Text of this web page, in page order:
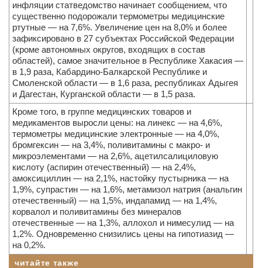
инфляции статведомство начинает сообщением, что
существенно подорожали термометры медицинские
ртутные — на 7,6%. Увеличение цен на 8,0% и более
зафиксировано в 27 субъектах Российской Федерации
(кроме автономных округов, входящих в состав
областей), самое значительное в Республике Хакасия —
в 1,9 раза, Кабардино-Балкарской Республике и
Смоленской области — в 1,6 раза, республиках Адыгея
и Дагестан, Курганской области — в 1,5 раза.
Кроме того, в группе медицинских товаров и
медикаментов выросли цены: на линекс — на 4,6%,
термометры медицинские электронные — на 4,0%,
бромгексин — на 3,4%, поливитамины с макро- и
микроэлементами — на 2,6%, ацетилсалициловую
кислоту (аспирин отечественный) — на 2,4%,
амоксициллин — на 2,1%, настойку пустырника — на
1,9%, супрастин — на 1,6%, метамизол натрия (анальгин
отечественный) — на 1,5%, индапамид — на 1,4%,
корвалол и поливитамины без минералов
отечественные — на 1,3%, аллохол и нимесулид — на
1,2%. Одновременно снизились цены на гипотиазид —
на 0,2%.
читайте также